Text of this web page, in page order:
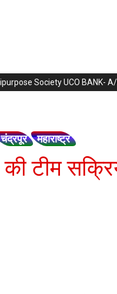
Society UCO BANK-
चंद्रपूर महाराष्ट्र
टीम